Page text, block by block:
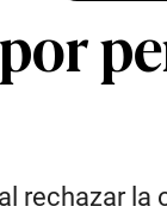
rechazar la